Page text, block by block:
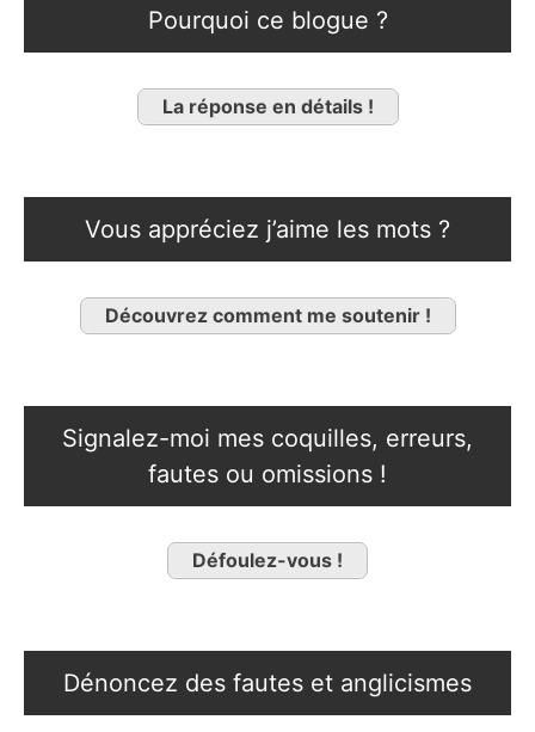
Pourquoi ce blogue ?
La réponse en détails !
Vous appréciez j’aime les mots ?
Découvrez comment me soutenir !
Signalez-moi mes coquilles, erreurs,
fautes ou omissions !
Défoulez-vous !
Dénoncez des fautes et anglicismes